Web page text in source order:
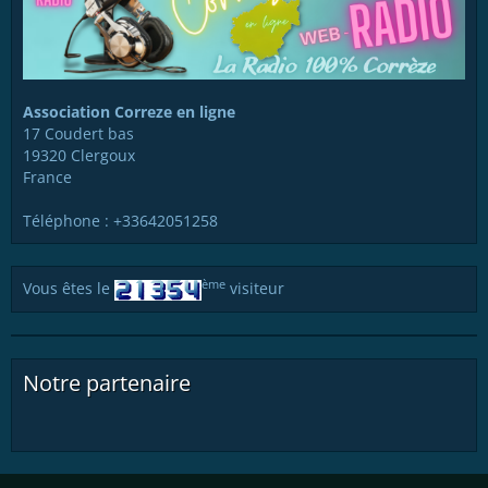
Association Correze en ligne
17 Coudert bas
19320 Clergoux
France
Téléphone : +33642051258
Vous êtes le ème visiteur
Notre partenaire